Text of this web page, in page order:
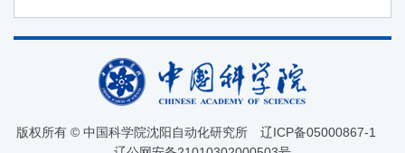
版权所有 © 中国科学院沈阳自动化研究所 辽ICP备05000867-1